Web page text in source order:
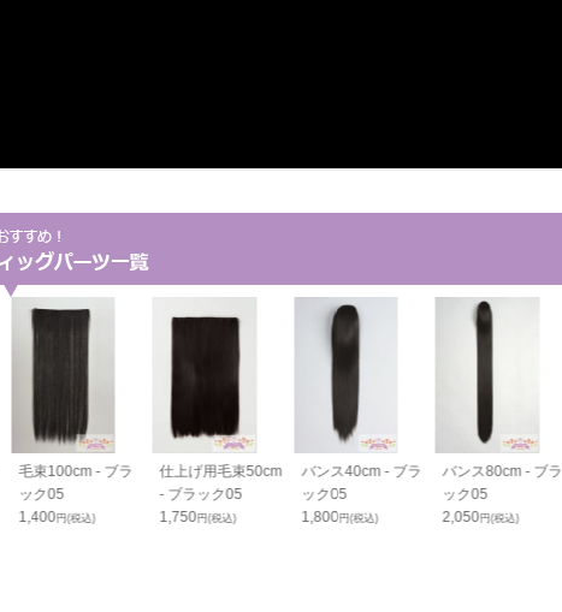
毛束100cm - ブラ
ック05
1,400 円(税込)
仕上げ用毛束50cm
- ブラック05
1,750 円(税込)
バンス40cm - ブラ
ック05
1,800 円(税込)
バンス80cm - ブラ
ック05
2,050 円(税込)